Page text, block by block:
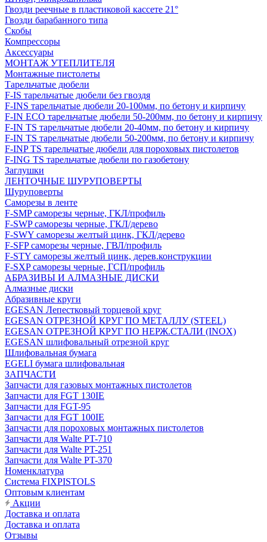
Гвозди реечные в пластиковой кассете 21°
Гвозди барабанного типа
Скобы
Компрессоры
Аксессуары
МОНТАЖ УТЕПЛИТЕЛЯ
Монтажные пистолеты
Тарельчатые дюбели
F-IS тарельчатые дюбели без гвоздя
F-INS тарельчатые дюбели 20-100мм, по бетону и кирпичу
F-IN ECO тарельчатые дюбели 50-200мм, по бетону и кирпичу
F-IN TS тарельчатые дюбели 20-40мм, по бетону и кирпичу
F-IN TS тарельчатые дюбели 50-200мм, по бетону и кирпичу
F-INP TS тарельчатые дюбели для пороховых пистолетов
F-ING TS тарельчатые дюбели по газобетону
Заглушки
ЛЕНТОЧНЫЕ ШУРУПОВЕРТЫ
Шуруповерты
Саморезы в ленте
F-SMP саморезы черные, ГКЛ/профиль
F-SWP саморезы черные, ГКЛ/дерево
F-SWY саморезы желтый цинк, ГКЛ/дерево
F-SFP саморезы черные, ГВЛ/профиль
F-STY саморезы желтый цинк, дерев.конструкции
F-SXP саморезы черные, ГСП/профиль
АБРАЗИВЫ И АЛМАЗНЫЕ ДИСКИ
Алмазные диски
Абразивные круги
EGESAN Лепестковый торцевой круг
EGESAN ОТРЕЗНОЙ КРУГ ПО МЕТАЛЛУ (STEEL)
EGESAN ОТРЕЗНОЙ КРУГ ПО НЕРЖ.СТАЛИ (INOX)
EGESAN шлифовальный отрезной круг
Шлифовальная бумага
EGELI бумага шлифовальная
ЗАПЧАСТИ
Запчасти для газовых монтажных пистолетов
Запчасти для FGT 130IE
Запчасти для FGT-95
Запчасти для FGT 100IE
Запчасти для пороховых монтажных пистолетов
Запчасти для Walte PT-710
Запчасти для Walte PT-251
Запчасти для Walte PT-370
Номенклатура
Система FIXPISTOLS
Оптовым клиентам
Акции
Доставка и оплата
Доставка и оплата
Отзывы